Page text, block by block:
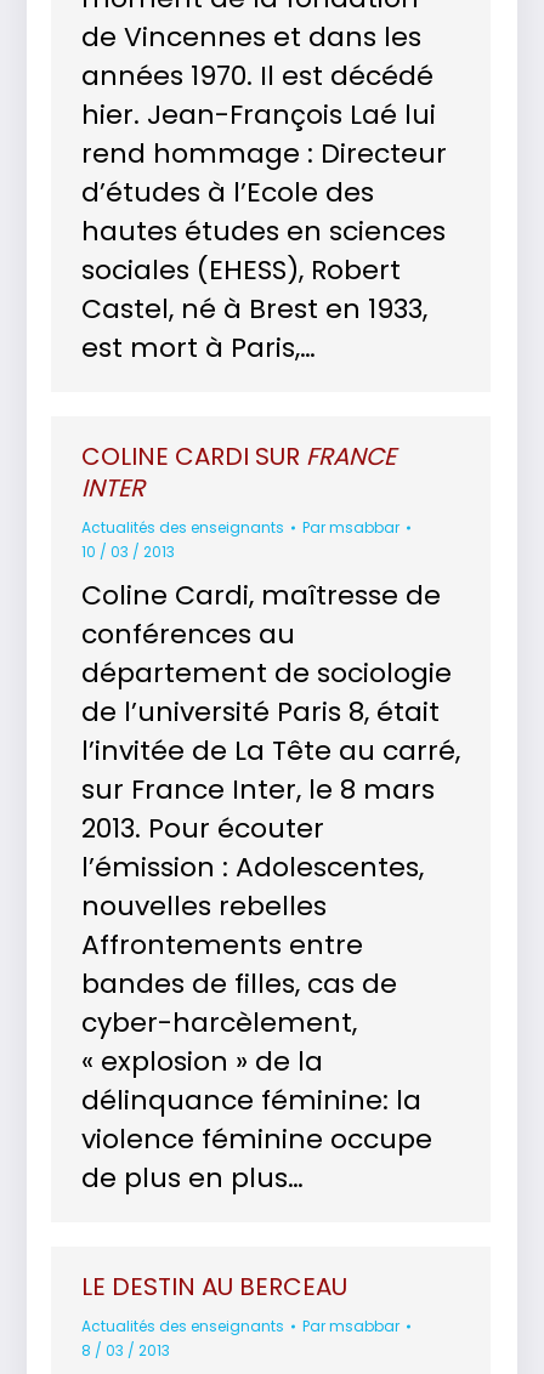
de Vincennes et dans les
années 1970. Il est décédé
hier. Jean-François Laé lui
rend hommage : Directeur
d’études à l’Ecole des
hautes études en sciences
sociales (EHESS), Robert
Castel, né à Brest en 1933,
est mort à Paris,…
COLINE CARDI SUR FRANCE
INTER
Actualités des enseignants Parmsabbar
10 / 03 / 2013
Coline Cardi, maîtresse de
conférences au
département de sociologie
de l’université Paris 8, était
l’invitée de La Tête au carré,
sur France Inter, le 8 mars
2013. Pour écouter
l’émission : Adolescentes,
nouvelles rebelles
Affrontements entre
bandes de filles, cas de
cyber-harcèlement,
« explosion » de la
délinquance féminine: la
violence féminine occupe
de plus en plus…
LE DESTIN AU BERCEAU
Actualités des enseignants Parmsabbar
8 / 03 / 2013